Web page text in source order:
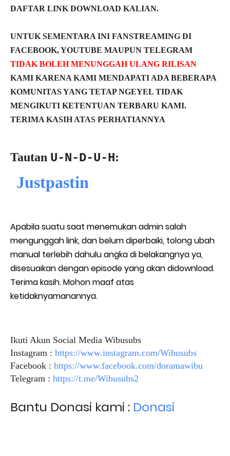
DAFTAR LINK DOWNLOAD KALIAN.
UNTUK SEMENTARA INI FANSTREAMING DI
FACEBOOK, YOUTUBE MAUPUN TELEGRAM
TIDAK BOLEH MENUNGGAH ULANG RILISAN
KAMI KARENA KAMI MENDAPATI ADA BEBERAPA
KOMUNITAS YANG TETAP NGEYEL TIDAK
MENGIKUTI KETENTUAN TERBARU KAMI.
TERIMA KASIH ATAS PERHATIANNYA
Tautan U-N-D-U-H:
Justpastin
Apabila suatu saat menemukan admin salah
mengunggah link, dan belum diperbaiki, tolong ubah
manual terlebih dahulu angka di belakangnya ya,
disesuaikan dengan episode yang akan didownload.
Terima kasih. Mohon maaf atas
ketidaknyamanannya.
Ikuti Akun Social Media Wibusubs
Instagram : https://www.instagram.com/Wibusubs
Facebook : https://www.facebook.com/doramawibu
Telegram : https://t.me/Wibusubs2
Bantu Donasi kami : Donasi